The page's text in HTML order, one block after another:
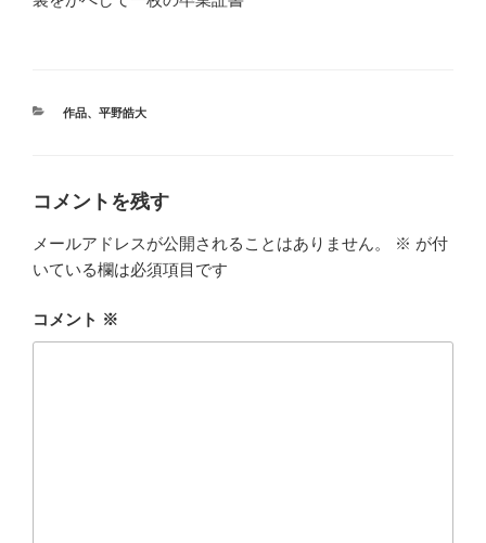
カ
作品、 平野皓大
コメントを残す
メールアドレスが公開されることはありません。 ※ が付
いている欄は必須項目です
コメント ※